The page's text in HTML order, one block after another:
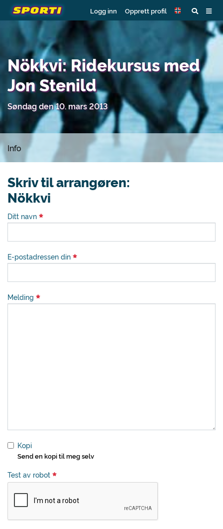
Logg inn Opprett profil
Nökkvi: Ridekursus med
Jon Stenild
Søndag den 10. mars 2013
Info
Skriv til arrangøren:
Nökkvi
Ditt navn
E-postadressen din
Melding
Kopi
Send en kopi til meg selv
Test av robot